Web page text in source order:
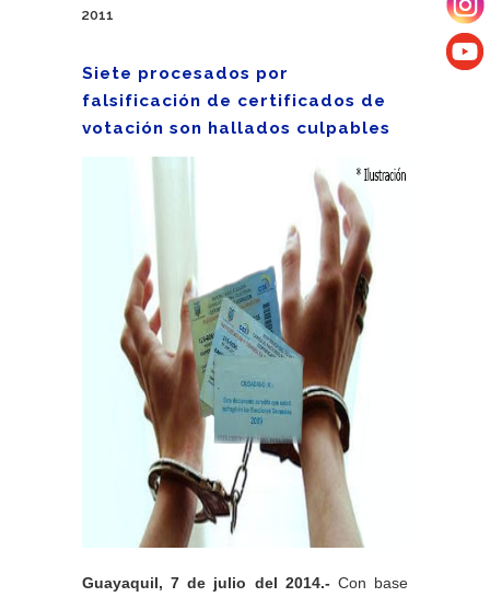
2011
Siete procesados por
falsificación de certificados de
votación son hallados culpables
Guayaquil, 7 de julio del 2014.- Con base